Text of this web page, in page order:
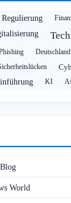
Regulierung
Deutschland
KI
World